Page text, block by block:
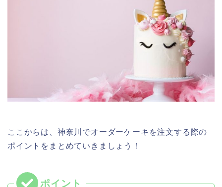
ここからは、神奈川でオーダーケーキを注文する際の
ポイントをまとめていきましょう！